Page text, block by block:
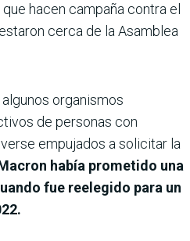
hacen campaña contra el
cerca de la Asamblea
organismos
de personas con
empujados a solicitar la
había prometido una
fue reelegido para un